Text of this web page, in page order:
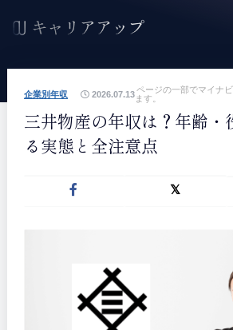
ページの一部でマイナ
ます。
企業別年収 2026.07.13
三井物産の年収は？年齢・
る実態と全注意点